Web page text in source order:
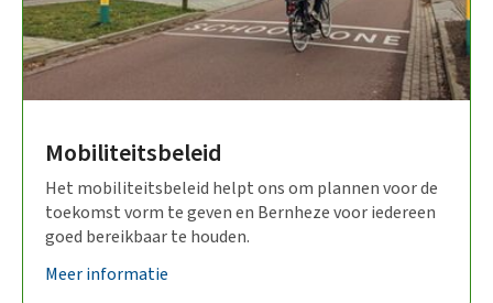
Mobiliteitsbeleid
Het mobiliteitsbeleid helpt ons om plannen voor de
toekomst vorm te geven en Bernheze voor iedereen
goed bereikbaar te houden.
Meer informatie